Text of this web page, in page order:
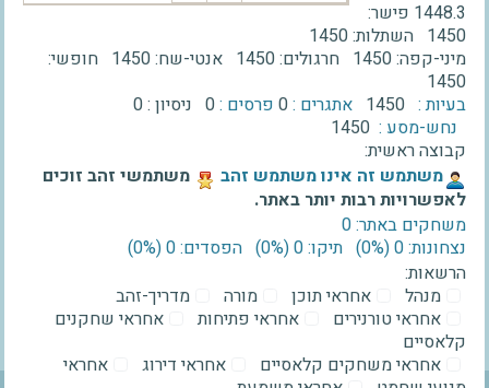
1448.3 פישר:
1450 השתלות:1450
מיני-קפה:1450 חרגולים:1450 אנטי-שח:1450 חופשי:
1450
בעיות : 1450 אתגרים :0 פרסים :0 ניסיון :0
נחש-מסע : 1450
קבוצה ראשית:
‫משתמש זה אינו משתמש זהב‬
משתמשי זהב זוכים
לאפשרויות רבות יותר באתר.
משחקים באתר: 0
נצחונות: 0 ‫(0%)‬
תיקו: 0 ‫(0%)‬
הפסדים: 0 ‫(0%)‬
הרשאות:
מנהל
אחראי תוכן מורה
מדריך-זהב
אחראי טורנירים
אחראי פתיחות
אחראי שחקנים
קלאסיים
אחראי משחקים קלאסיים
אחראי דירוג
אחראי